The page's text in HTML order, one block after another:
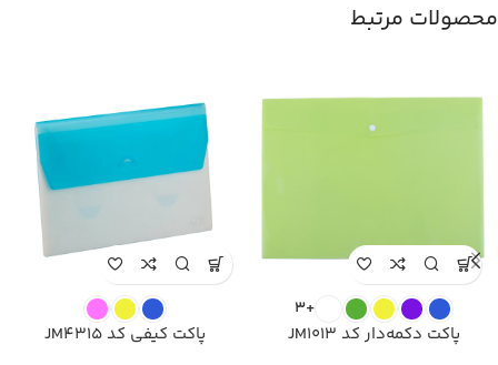
محصولات مرتبط
+3
پاکت دکمه‌دار کد JM1013
پاکت کیفی کد JM4315